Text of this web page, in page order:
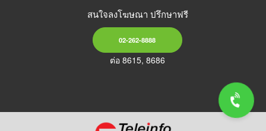
สนใจลงโฆษณา ปรึกษาฟรี
02-262-8888
ต่อ 8615, 8686